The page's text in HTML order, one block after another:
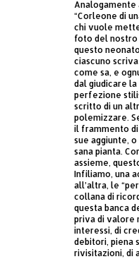
“Corleone di
chi vuole
foto del nostro
questo
ciascuno
come sa, e
dal giudicare
perfezione
scritto di un
polemizzare.
il frammento
sue aggiunte,
sana pianta.
assieme,
Infiliamo, una
all’altra, le
collana di
questa banca
priva di valore
interessi, di
debitori, piena
rivisitazioni, di